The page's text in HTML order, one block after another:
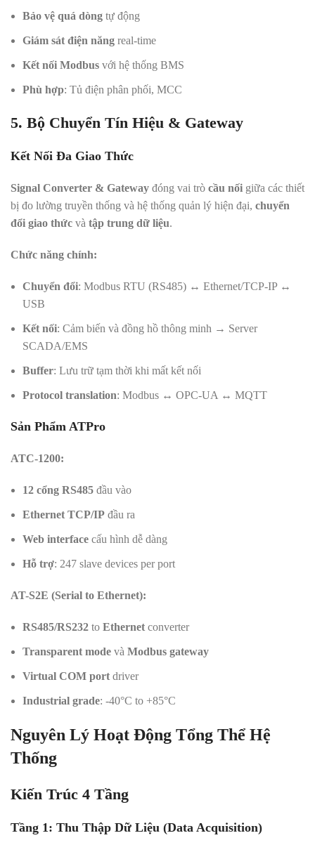
Bảo vệ quá dòng tự động
Giám sát điện năng real-time
Kết nối Modbus với hệ thống BMS
Phù hợp: Tủ điện phân phối, MCC
5. Bộ Chuyển Tín Hiệu & Gateway
Kết Nối Đa Giao Thức
Signal Converter & Gateway đóng vai trò cầu nối giữa các thiết
bị đo lường truyền thống và hệ thống quản lý hiện đại, chuyển
đổi giao thức và tập trung dữ liệu.
Chức năng chính:
Chuyển đổi: Modbus RTU (RS485) ↔ Ethernet/TCP-IP ↔
USB
Kết nối: Cảm biến và đồng hồ thông minh → Server
SCADA/EMS
Buffer: Lưu trữ tạm thời khi mất kết nối
Protocol translation: Modbus ↔ OPC-UA ↔ MQTT
Sản Phẩm ATPro
ATC-1200:
12 cổng RS485 đầu vào
Ethernet TCP/IP đầu ra
Web interface cấu hình dễ dàng
Hỗ trợ: 247 slave devices per port
AT-S2E (Serial to Ethernet):
RS485/RS232 to Ethernet converter
Transparent mode và Modbus gateway
Virtual COM port driver
Industrial grade: -40°C to +85°C
Nguyên Lý Hoạt Động Tổng Thể Hệ
Thống
Kiến Trúc 4 Tầng
Tầng 1: Thu Thập Dữ Liệu (Data Acquisition)